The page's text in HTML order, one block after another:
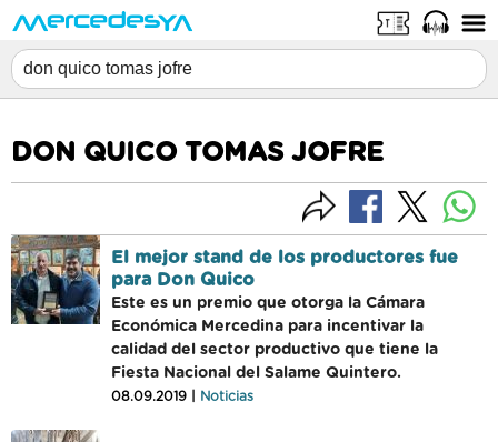
DON QUICO TOMAS JOFRE
El mejor stand de los productores fue
para Don Quico
Este es un premio que otorga la Cámara
Económica Mercedina para incentivar la
calidad del sector productivo que tiene la
Fiesta Nacional del Salame Quintero.
08.09.2019 | Noticias